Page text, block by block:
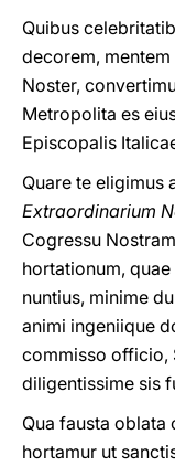
Quibus
decorem,
Noster,
Metropolita es
Episcopalis
Quare te eligimus
Extraordinarium
Cogressu
hortationum,
nuntius, minime
animi ingeniique
commisso officio,
diligentissime sis
Qua fausta
hortamur ut